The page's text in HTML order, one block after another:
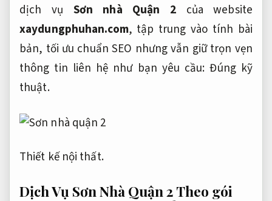
dịch vụ Sơn nhà Quận 2 của website
xaydungphuhan.com, tập trung vào tính bài
bản, tối ưu chuẩn SEO nhưng vẫn giữ trọn vẹn
thông tin liên hệ như bạn yêu cầu:Đúng kỹ
thuật.
Thiết kế nội thất.
Dịch Vụ Sơn Nhà Quận 2 Theo gói